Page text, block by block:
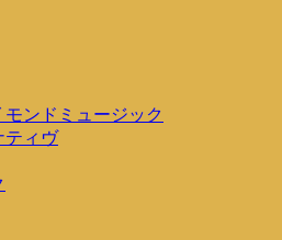
ンドミュージック
ティヴ